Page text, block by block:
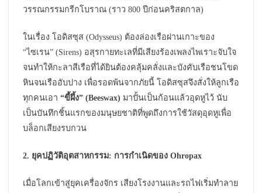
วรรณกรรมกรีกโบราณ (ราว 800 ปีก่อนคริสตกาล)
ในเรื่อง โอดิสซุส (Odysseus) ต้องล่องเรือผ่านเกาะของ
“ไซเรน” (Sirens) อสุรกายทะเลที่มีเสียงร้องเพลงไพเราะจับใจ
จนทำให้กะลาสีเรือที่ได้ยินต้องคลุ้มคลั่งและบังคับเรือชนโขด
หินจนเรืออับปาง เพื่อรอดพ้นจากภัยนี้ โอดิสซุสจึงสั่งให้ลูกเรือ
ทุกคนเอา “ขี้ผึ้ง” (Beeswax) มาปั้นเป็นก้อนแล้วอุดหูไว้ นับ
เป็นบันทึกชิ้นแรกของมนุษยชาติที่พูดถึงการใช้วัสดุอุดหูเพื่อ
บล็อกเสียงรบกวน
2. ยุคปฏิวัติอุตสาหกรรม: การกำเนิดของ Ohropax
เมื่อโลกเข้าสู่ยุคเครื่องจักร เสียงโรงงานและรถไฟเริ่มทำลาย